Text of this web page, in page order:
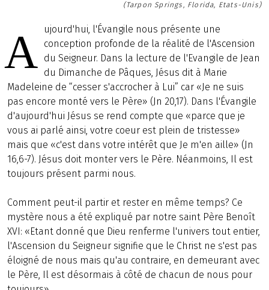
(Tarpon Springs, Florida, Etats-Unis)
A
ujourd'hui, l'Évangile nous présente une
conception profonde de la réalité de l'Ascension
du Seigneur. Dans la lecture de l'Evangile de Jean
du Dimanche de Pâques, Jésus dit à Marie
Madeleine de “cesser s'accrocher à Lui” car «Je ne suis
pas encore monté vers le Père» (Jn 20,17). Dans l'Évangile
d'aujourd'hui Jésus se rend compte que «parce que je
vous ai parlé ainsi, votre coeur est plein de tristesse»
mais que «c'est dans votre intérêt que Je m'en aille» (Jn
16,6-7). Jésus doit monter vers le Père. Néanmoins, Il est
toujours présent parmi nous.
Comment peut-il partir et rester en même temps? Ce
mystère nous a été expliqué par notre saint Père Benoît
XVI: «Etant donné que Dieu renferme l'univers tout entier,
l'Ascension du Seigneur signifie que le Christ ne s'est pas
éloigné de nous mais qu'au contraire, en demeurant avec
le Père, Il est désormais à côté de chacun de nous pour